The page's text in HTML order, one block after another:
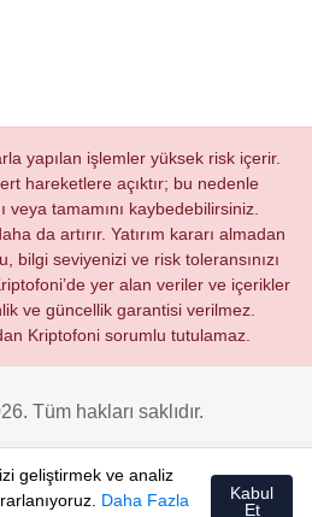
yapılan işlemler yüksek risk içerir.
hareketlere açıktır; bu nedenle
veya tamamını kaybedebilirsiniz.
da artırır. Yatırım kararı almadan
bilgi seviyenizi ve risk toleransınızı
yer alan veriler ve içerikler
ve güncellik garantisi verilmez.
Kriptofoni sorumlu tutulamaz.
Tüm hakları saklıdır.
geliştirmek ve analiz
Daha Fazla
Kabul
Et